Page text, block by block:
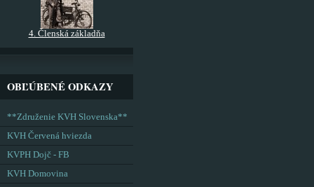
4. Členská základňa
OBĽÚBENÉ ODKAZY
**Združenie KVH Slovenska**
KVH Červená hviezda
KVPH Dojč - FB
KVH Domovina